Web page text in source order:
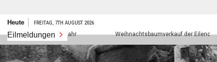
Zum
springen
Heute FREITAG, 7TH AUGUST 2026
Eilmeldungen
Frohes neues Jahr Weihnachtsbaumverkauf der Eilendorfer